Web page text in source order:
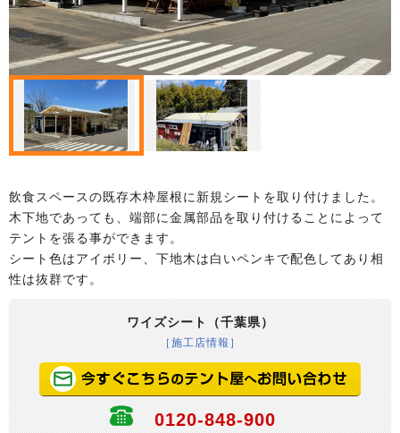
飲食スペースの既存木枠屋根に新規シートを取り付けました。
木下地であっても、端部に金属部品を取り付けることによって
テントを張る事ができます。
シート色はアイボリー、下地木は白いペンキで配色してあり相
性は抜群です。
ワイズシート（千葉県）
［施工店情報］
0120-848-900